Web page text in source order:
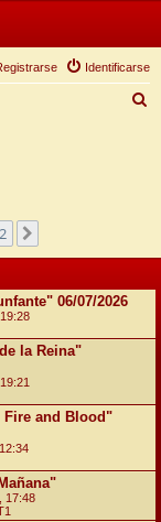
Identificarse
2
06/07/2026
la Reina"
Fire and Blood"
17:48